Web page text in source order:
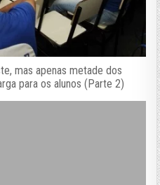
mas apenas metade dos
para os alunos (Parte 2)